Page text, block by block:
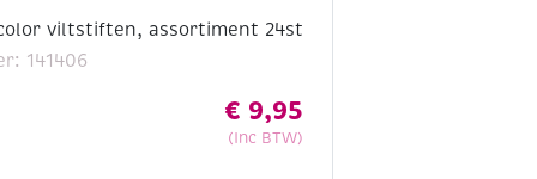
viltstiften, assortiment 24st
141406
€ 9,95
(Inc BTW)